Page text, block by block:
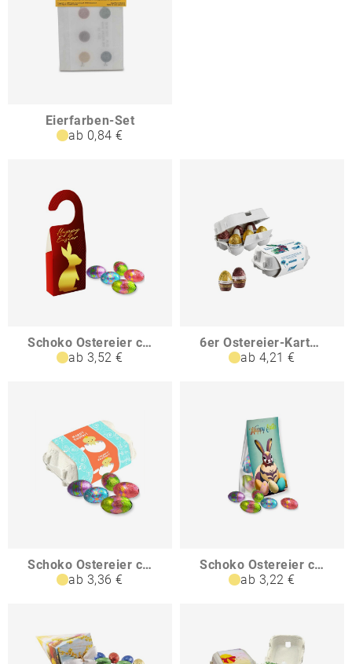
Eierfarben-Set
ab 0,84 €
Schoko Ostereier ca 40g Türhänger Box
ab 3,52 €
6er Ostereier-Karton mit Ferrero Rocher Eiern
ab 4,21 €
Schoko Ostereier ca 40g Eierkarton
ab 3,36 €
Schoko Ostereier ca 40g Express Blockbodenbeutel mit Werbereiter
ab 3,22 €